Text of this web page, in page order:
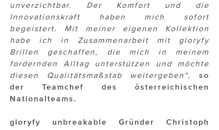
unverzichtbar. Der Komfort und die
Innovationskraft haben mich sofort
begeistert. Mit meiner eigenen Kollektion
habe ich in Zusammenarbeit mit gloryfy
Brillen geschaffen, die mich in meinem
fordernden Alltag unterstützen und möchte
diesen Qualitätsmaßstab weitergeben“,
so
der Teamchef des österreichischen
Nationalteams.
gloryfy unbreakable Gründer Christoph